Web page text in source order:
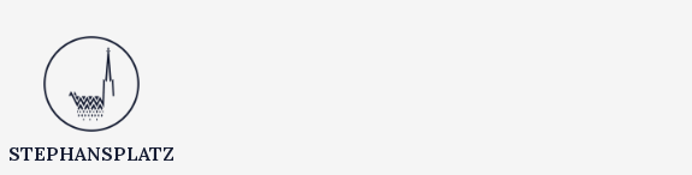
STEPHANSPLATZ